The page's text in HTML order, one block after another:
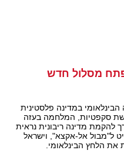
מסלול חדש
במדינה פלסטינית
סקפטיות, המלחמה בעזה
להקמת מדינה ריבונית נראית
ל"מבול אל-אקצא", וישראל
את הלחץ הבינלאומי.